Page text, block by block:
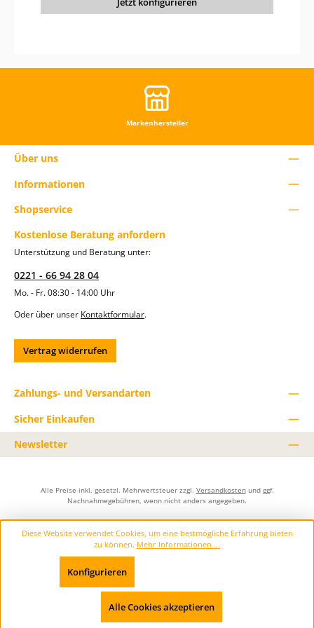
Markenhersteller
Über uns
Informationen
Shopservice
Kostenlose Beratung anfordern
Unterstützung und Beratung unter:
0221 - 66 94 28 04
Mo. - Fr. 08:30 - 14:00 Uhr
Oder über unser Kontaktformular.
Vertrag widerrufen
Zahlungs- und Versandarten
Sicher Einkaufen
Newsletter
Alle Preise inkl. gesetzl. Mehrwertsteuer zzgl. Versandkostenund ggf.
Nachnahmegebühren, wenn nicht anders angegeben.
Diese Website verwendet Cookies, um eine bestmögliche Erfahrung bieten
zu können. Mehr Informationen ...
Konfigurieren
Alle Cookies akzeptieren